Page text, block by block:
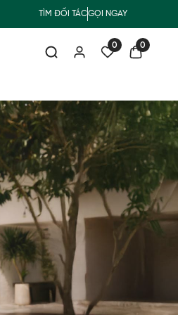
FREESHIP GIAO
TÌM ĐỐI TÁCGỌI NGAY
0 0